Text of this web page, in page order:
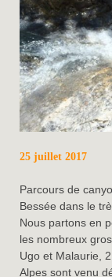
25 juillet 2017
Parcours de
Bessée dans le
Nous partons en
les nombreux
Ugo et Malaurie,
Alpes sont venu